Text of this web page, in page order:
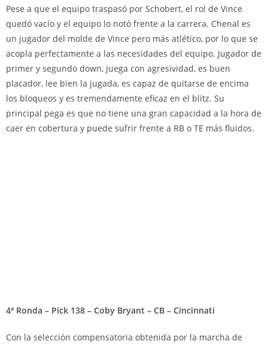
Pese a que el equipo traspasó por Schobert, el rol de Vince
quedó vacío y el equipo lo notó frente a la carrera. Chenal es
un jugador del molde de Vince pero más atlético, por lo que se
acopla perfectamente a las necesidades del equipo. Jugador de
primer y segundo down, juega con agresividad, es buen
placador, lee bien la jugada, es capaz de quitarse de encima
los bloqueos y es tremendamente eficaz en el blitz. Su
principal pega es que no tiene una gran capacidad a la hora de
caer en cobertura y puede sufrir frente a RB o TE más fluidos.
4ª Ronda – Pick 138 – Coby Bryant – CB – Cincinnati
Con la selección compensatoria obtenida por la marcha de